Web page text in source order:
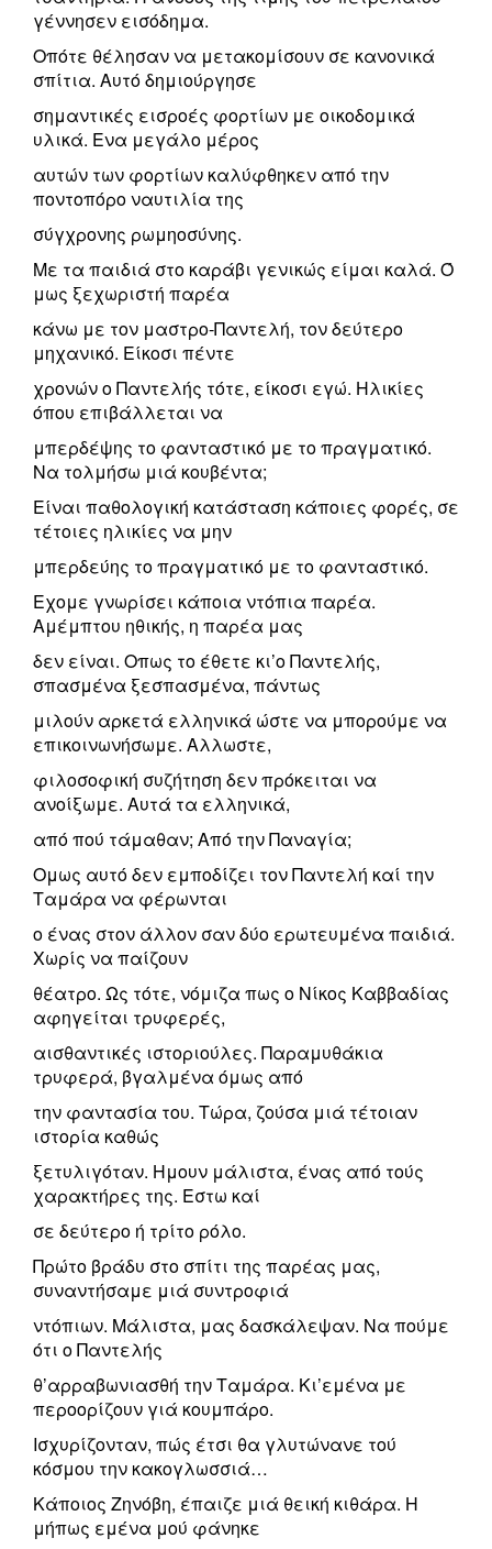
γέννησεν εισόδημα.
Οπότε θέλησαν να μετακομίσουν σε κανονικά
σπίτια. Αυτό δημιούργησε
σημαντικές εισροές φορτίων με οικοδομικά
υλικά. Ενα μεγάλο μέρος
αυτών των φορτίων καλύφθηκεν από την
ποντοπόρο ναυτιλία της
σύγχρονης ρωμηοσύνης.
Με τα παιδιά στο καράβι γενικώς είμαι καλά. Ό
μως ξεχωριστή παρέα
κάνω με τον μαστρο-Παντελή, τον δεύτερο
μηχανικό. Είκοσι πέντε
χρονών ο Παντελής τότε, είκοσι εγώ. Ηλικίες
όπου επιβάλλεται να
μπερδέψης το φανταστικό με το πραγματικό.
Να τολμήσω μιά κουβέντα;
Είναι παθολογική κατάσταση κάποιες φορές, σε
τέτοιες ηλικίες να μην
μπερδεύης το πραγματικό με το φανταστικό.
Εχομε γνωρίσει κάποια ντόπια παρέα.
Αμέμπτου ηθικής, η παρέα μας
δεν είναι. Οπως το έθετε κι’ο Παντελής,
σπασμένα ξεσπασμένα, πάντως
μιλούν αρκετά ελληνικά ώστε να μπορούμε να
επικοινωνήσωμε. Αλλωστε,
φιλοσοφική συζήτηση δεν πρόκειται να
ανοίξωμε. Αυτά τα ελληνικά,
από πού τάμαθαν; Από την Παναγία;
Ομως αυτό δεν εμποδίζει τον Παντελή καί την
Ταμάρα να φέρωνται
ο ένας στον άλλον σαν δύο ερωτευμένα παιδιά.
Χωρίς να παίζουν
θέατρο. Ως τότε, νόμιζα πως ο Νίκος Καββαδίας
αφηγείται τρυφερές,
αισθαντικές ιστοριούλες. Παραμυθάκια
τρυφερά, βγαλμένα όμως από
την φαντασία του. Τώρα, ζούσα μιά τέτοιαν
ιστορία καθώς
ξετυλιγόταν. Ημουν μάλιστα, ένας από τούς
χαρακτήρες της. Εστω καί
σε δεύτερο ή τρίτο ρόλο.
Πρώτο βράδυ στο σπίτι της παρέας μας,
συναντήσαμε μιά συντροφιά
ντόπιων. Μάλιστα, μας δασκάλεψαν. Να πούμε
ότι ο Παντελής
θ’αρραβωνιασθή την Ταμάρα. Κι’εμένα με
περοορίζουν γιά κουμπάρο.
Ισχυρίζονταν, πώς έτσι θα γλυτώνανε τού
κόσμου την κακογλωσσιά…
Κάποιος Ζηνόβη, έπαιζε μιά θεική κιθάρα. Η
μήπως εμένα μού φάνηκε